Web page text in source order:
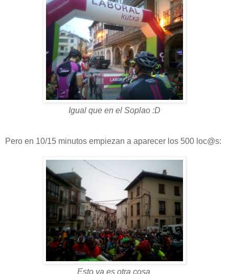
Igual que en el Soplao :D
Pero en 10/15 minutos empiezan a aparecer los 500 loc@s:
Esto ya es otra cosa